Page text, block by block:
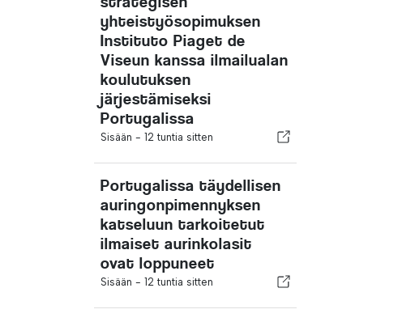
yhteistyösopimuksen
Instituto Piaget de
Viseun kanssa ilmailualan
koulutuksen
järjestämiseksi
Portugalissa
Sisään - 12 tuntia sitten
Portugalissa täydellisen
auringonpimennyksen
katseluun tarkoitetut
ilmaiset aurinkolasit
ovat loppuneet
Sisään - 12 tuntia sitten